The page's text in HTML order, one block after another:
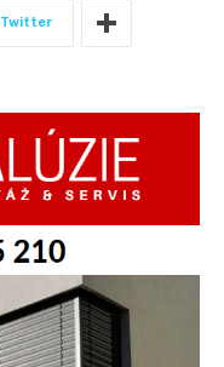
Twitter